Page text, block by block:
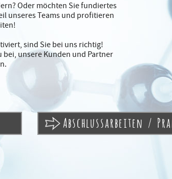
Oder möchten Sie fundiertes
unseres Teams und profitieren
sind Sie bei uns richtig!
unsere Kunden und Partner
Abschlussarbeiten /